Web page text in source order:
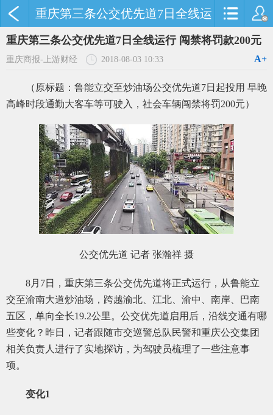
重庆第三条公交优先道7日全线运
行 闯禁将罚款200元
重庆第三条公交优先道7日全线运行 闯禁将罚款200元
A+
重庆商报-上游财经 2018-08-03 10:33
（原标题：鲁能立交至炒油场公交优先道7日起投用 早晚
高峰时段通勤大客车等可驶入，社会车辆闯禁将罚200元）
公交优先道 记者 张瀚祥 摄
8月7日，重庆第三条公交优先道将正式运行，从鲁能立
交至渝南大道炒油场，跨越渝北、江北、渝中、南岸、巴南
五区，单向全长19.2公里。公交优先道启用后，沿线交通有哪
些变化？昨日，记者跟随市交巡警总队民警和重庆公交集团
相关负责人进行了实地探访，为驾驶员梳理了一些注意事
项。
变化1